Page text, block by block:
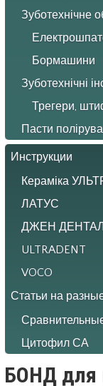
Зуботехнічне
Бормашини
Зуботехнічні
Трегери,
Пасти
Инструкции
Кераміка
ЛАТУС
ДЖЕН ДЕНТАЛ
ULTRADENT
VOCO
Статьи на
Цитофил СА
БОНД для